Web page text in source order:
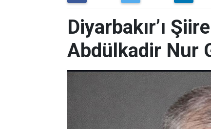
Diyarbakır’ı
Abdülkadir Nur